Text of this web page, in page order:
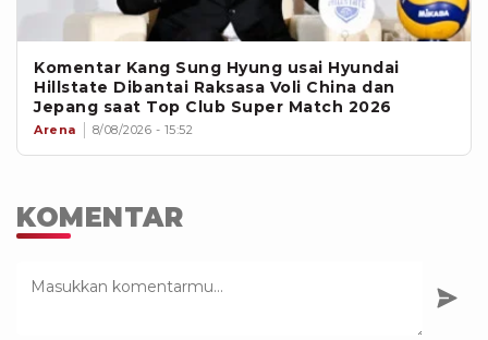
Komentar Kang Sung Hyung usai Hyundai
Hillstate Dibantai Raksasa Voli China dan
Jepang saat Top Club Super Match 2026
Arena 8/08/2026 - 15:52
KOMENTAR